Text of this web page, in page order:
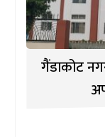
गैंडाकोट